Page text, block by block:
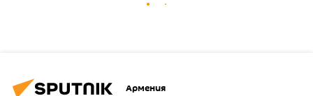
Армения